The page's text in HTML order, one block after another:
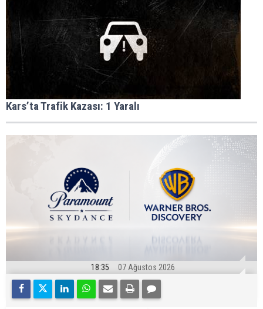
Kars’ta Trafik Kazası: 1 Yaralı
18:35 07 Ağustos 2026